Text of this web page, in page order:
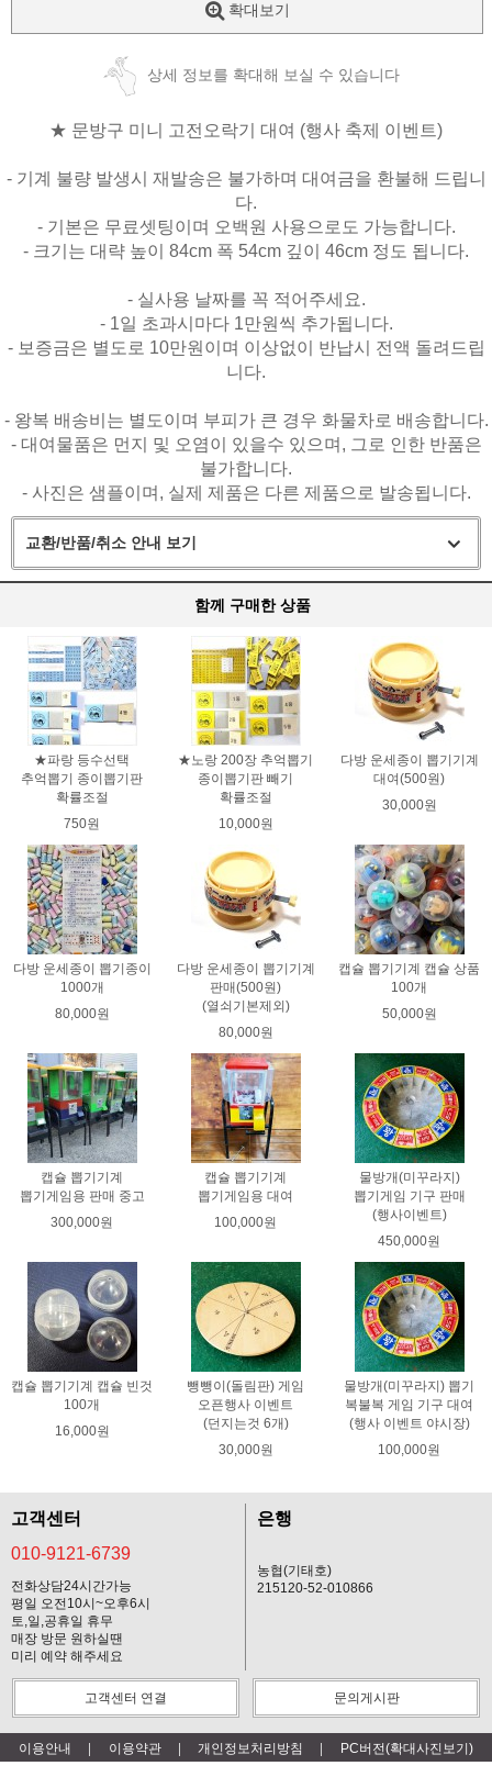
확대보기
상세 정보를 확대해 보실 수 있습니다
★ 문방구 미니 고전오락기 대여 (행사 축제 이벤트)
- 기계 불량 발생시 재발송은 불가하며 대여금을 환불해 드립니
다.
- 기본은 무료셋팅이며 오백원 사용으로도 가능합니다.
- 크기는 대략 높이 84cm 폭 54cm 깊이 46cm 정도 됩니다.
- 실사용 날짜를 꼭 적어주세요.
- 1일 초과시마다 1만원씩 추가됩니다.
- 보증금은 별도로 10만원이며 이상없이 반납시 전액 돌려드립
니다.
- 왕복 배송비는 별도이며 부피가 큰 경우 화물차로 배송합니다.
- 대여물품은 먼지 및 오염이 있을수 있으며, 그로 인한 반품은
불가합니다.
- 사진은 샘플이며, 실제 제품은 다른 제품으로 발송됩니다.
교환/반품/취소 안내 보기
함께 구매한 상품
★파랑 등수선택
추억뽑기 종이뽑기판
확률조절
750원
★노랑 200장 추억뽑기
종이뽑기판 빼기
확률조절
10,000원
다방 운세종이 뽑기기계
대여(500원)
30,000원
다방 운세종이 뽑기종이
1000개
80,000원
다방 운세종이 뽑기기계
판매(500원)
(열쇠기본제외)
80,000원
캡슐 뽑기기계 캡슐 상품
100개
50,000원
캡슐 뽑기기계
뽑기게임용 판매 중고
300,000원
캡슐 뽑기기계
뽑기게임용 대여
100,000원
물방개(미꾸라지)
뽑기게임 기구 판매
(행사이벤트)
450,000원
캡슐 뽑기기계 캡슐 빈것
100개
16,000원
뺑뺑이(돌림판) 게임
오픈행사 이벤트
(던지는것 6개)
30,000원
물방개(미꾸라지) 뽑기
복불복 게임 기구 대여
(행사 이벤트 야시장)
100,000원
고객센터
010-9121-6739
전화상담24시간가능
평일 오전10시~오후6시
토,일,공휴일 휴무
매장 방문 원하실땐
미리 예약 해주세요
은행
농협(기태호)
215120-52-010866
고객센터 연결 문의게시판
이용안내 이용약관 개인정보처리방침 PC버전(확대사진보기)